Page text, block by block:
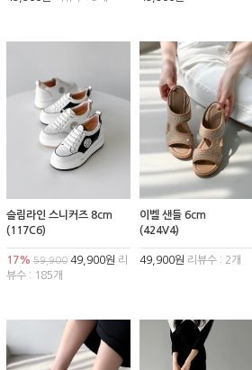
슬림라인 스니커즈 8cm
(117C6)
17% 59,900 49,900원 리
뷰수 : 185개
이벨 샌들 6cm
(424V4)
49,900원 리뷰수 : 2개